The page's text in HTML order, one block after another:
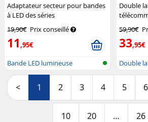
Adaptateur secteur pour bandes
à LED des séries
Lunartec
19,90€ Prix conseillé
11 ,95€
Bande LED lumineuse
Double
Lunartec
59,90€
33,95€
Double
solaire à
< 1 2 3 4 5 6
10 20 … 26